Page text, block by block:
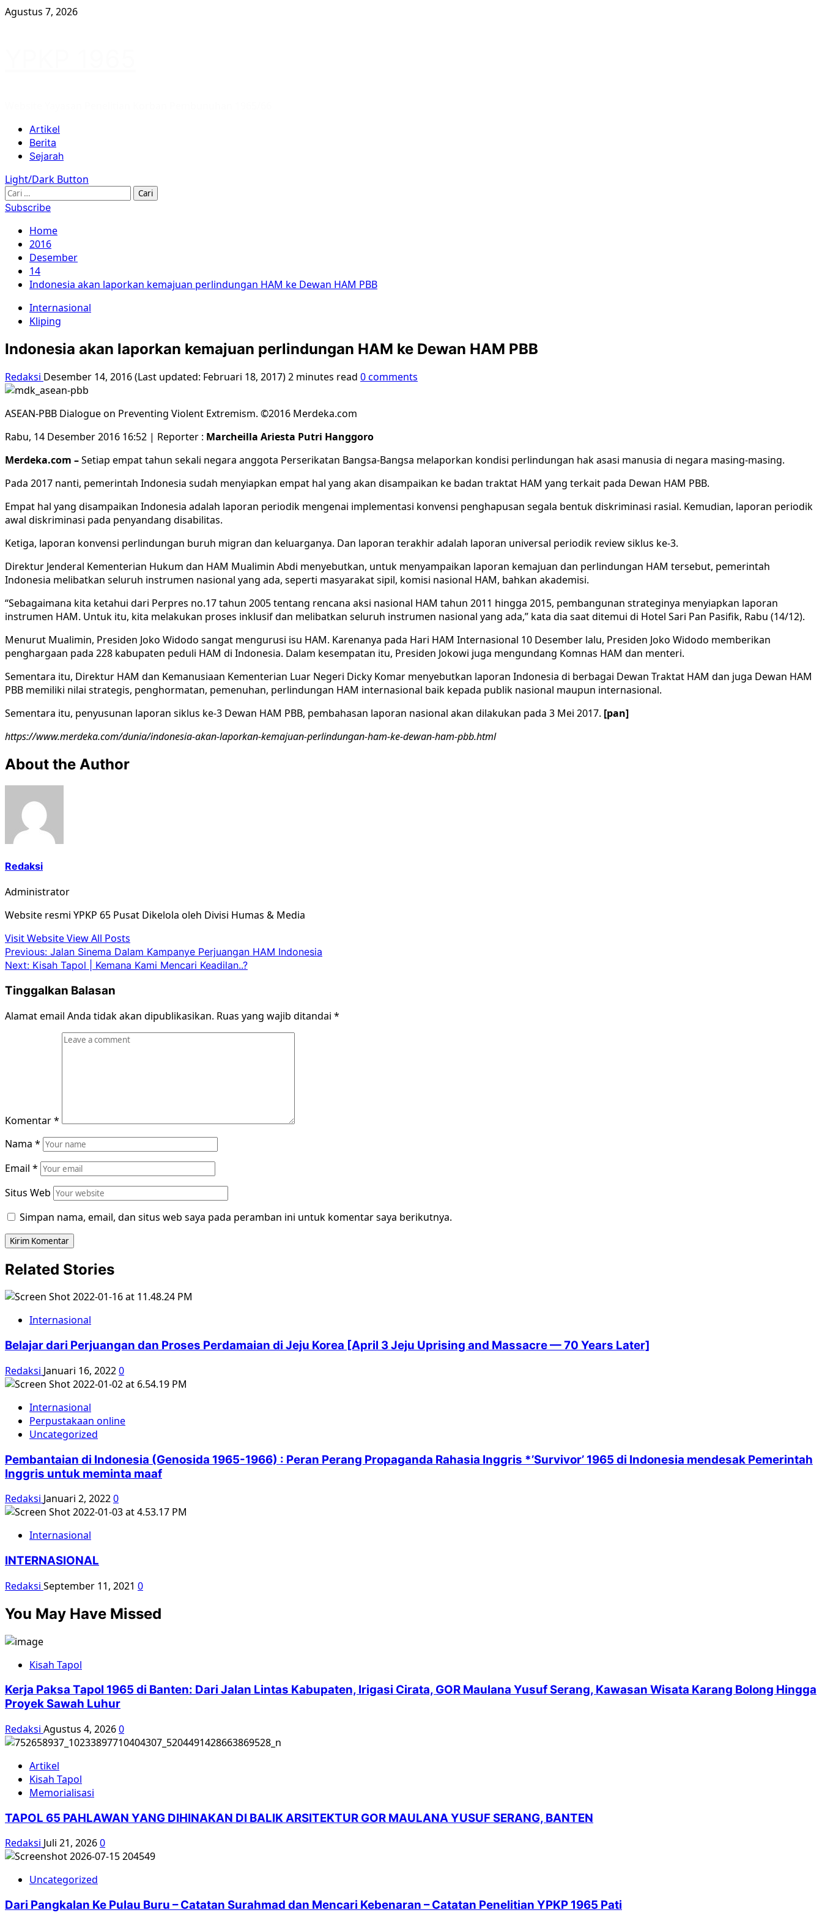
Skip
Agustus 7, 2026
Primary
Menu
Artikel
Berita
Sejarah
Light/Dark Button
Cari
untuk:
Subscribe
Home
2016
Desember
14
Indonesia akan laporkan kemajuan perlindungan HAM ke Dewan HAM PBB
Internasional
Kliping
Indonesia akan laporkan kemajuan perlindungan HAM ke Dewan HAM PBB
Redaksi Desember 14, 2016 (Last updated: Februari 18, 2017)2 minutes read 0 comments
ASEAN-PBB Dialogue on Preventing Violent Extremism. ©2016 Merdeka.com
Rabu, 14 Desember 2016 16:52 | Reporter : Marcheilla Ariesta Putri Hanggoro
Merdeka.com –Setiap empat tahun sekali negara anggota Perserikatan Bangsa-Bangsa melaporkan kondisi perlindungan hak asasi manusia di negara masing-masing.
Pada 2017 nanti, pemerintah Indonesia sudah menyiapkan empat hal yang akan disampaikan ke badan traktat HAM yang terkait pada Dewan HAM PBB.
Empat hal yang disampaikan Indonesia adalah laporan periodik mengenai implementasi konvensi penghapusan segala bentuk diskriminasi rasial. Kemudian, laporan periodik
awal diskriminasi pada penyandang disabilitas.
Ketiga, laporan konvensi perlindungan buruh migran dan keluarganya. Dan laporan terakhir adalah laporan universal periodik review siklus ke-3.
Direktur Jenderal Kementerian Hukum dan HAM Mualimin Abdi menyebutkan, untuk menyampaikan laporan kemajuan dan perlindungan HAM tersebut, pemerintah
Indonesia melibatkan seluruh instrumen nasional yang ada, seperti masyarakat sipil, komisi nasional HAM, bahkan akademisi.
“Sebagaimana kita ketahui dari Perpres no.17 tahun 2005 tentang rencana aksi nasional HAM tahun 2011 hingga 2015, pembangunan strateginya menyiapkan laporan
instrumen HAM. Untuk itu, kita melakukan proses inklusif dan melibatkan seluruh instrumen nasional yang ada,” kata dia saat ditemui di Hotel Sari Pan Pasifik, Rabu (14/12).
Menurut Mualimin, Presiden Joko Widodo sangat mengurusi isu HAM. Karenanya pada Hari HAM Internasional 10 Desember lalu, Presiden Joko Widodo memberikan
penghargaan pada 228 kabupaten peduli HAM di Indonesia. Dalam kesempatan itu, Presiden Jokowi juga mengundang Komnas HAM dan menteri.
Sementara itu, Direktur HAM dan Kemanusiaan Kementerian Luar Negeri Dicky Komar menyebutkan laporan Indonesia di berbagai Dewan Traktat HAM dan juga Dewan HAM
PBB memiliki nilai strategis, penghormatan, pemenuhan, perlindungan HAM internasional baik kepada publik nasional maupun internasional.
Sementara itu, penyusunan laporan siklus ke-3 Dewan HAM PBB, pembahasan laporan nasional akan dilakukan pada 3 Mei 2017. [pan]
https://www.merdeka.com/dunia/indonesia-akan-laporkan-kemajuan-perlindungan-ham-ke-dewan-ham-pbb.html
About the Author
Redaksi
Administrator
Website resmi YPKP 65 Pusat Dikelola oleh Divisi Humas & Media
Visit WebsiteView All Posts
Post
navigation
Previous: Jalan Sinema Dalam Kampanye Perjuangan HAM Indonesia
Next: Kisah Tapol | Kemana Kami Mencari Keadilan..?
Tinggalkan Balasan
Alamat email Anda tidak akan dipublikasikan. Ruas yang wajib ditandai *
Komentar*
Nama *
Email *
Situs Web
Simpan nama, email, dan situs web saya pada peramban ini untuk komentar saya berikutnya.
Related Stories
Internasional
Belajar dari Perjuangan dan Proses Perdamaian di Jeju Korea [April 3 Jeju Uprising and Massacre — 70 Years Later]
Redaksi Januari 16, 20220
Internasional
Perpustakaan online
Uncategorized
Pembantaian di Indonesia (Genosida 1965-1966) : Peran Perang Propaganda Rahasia Inggris *’Survivor’ 1965 di Indonesia mendesak Pemerintah
Inggris untuk meminta maaf
Redaksi Januari 2, 20220
Internasional
INTERNASIONAL
Redaksi September 11, 2021 0
You May Have Missed
Kisah Tapol
Kerja Paksa Tapol 1965 di Banten: Dari Jalan Lintas Kabupaten, Irigasi Cirata, GOR Maulana Yusuf Serang, Kawasan Wisata Karang Bolong Hingga
Proyek Sawah Luhur
Redaksi Agustus 4, 20260
Artikel
Kisah Tapol
Memorialisasi
TAPOL 65 PAHLAWAN YANG DIHINAKAN DI BALIK ARSITEKTUR GOR MAULANA YUSUF SERANG, BANTEN
Redaksi Juli 21, 20260
Uncategorized
Dari Pangkalan Ke Pulau Buru – Catatan Surahmad dan Mencari Kebenaran – Catatan Penelitian YPKP 1965 Pati